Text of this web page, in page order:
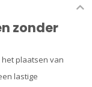
zonder
plaatsen van
lastige